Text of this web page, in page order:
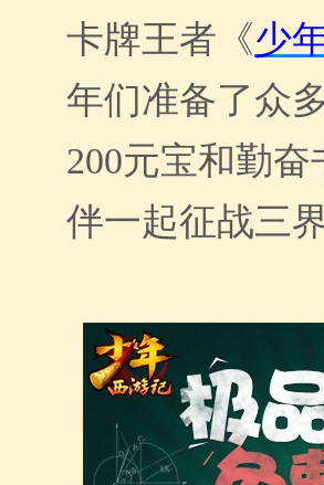
卡牌王者《少
年们准备了众
200元宝和勤
伴一起征战三